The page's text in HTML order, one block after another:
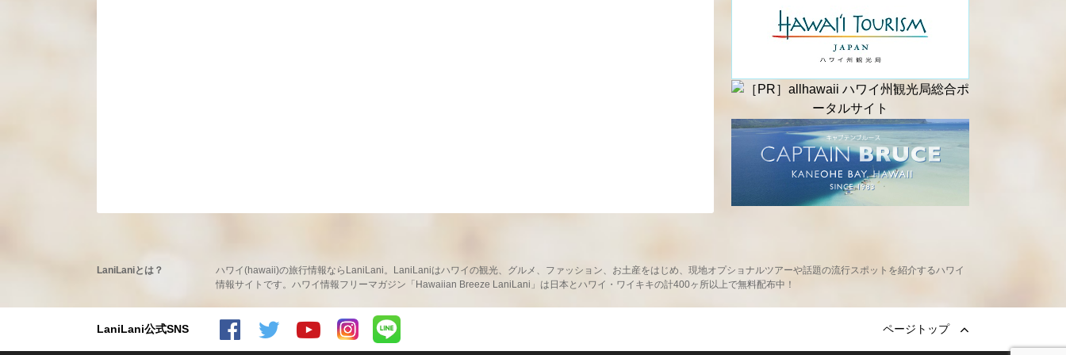
LaniLaniとは？
ハワイ(hawaii)の旅行情報ならLaniLani。LaniLaniはハワイの観光、グルメ、ファッション、お土産をはじめ、現地オプショナルツアーや話題の流行スポットを紹介するハワイ
情報サイトです。ハワイ情報フリーマガジン「Hawaiian Breeze LaniLani」は日本とハワイ・ワイキキの計400ヶ所以上で無料配布中！
LaniLani公式SNS
LaniLaniのFacebookを見る
LaniLaniのInstagramを見る LaniLaniのLINEを見る
ページトップ